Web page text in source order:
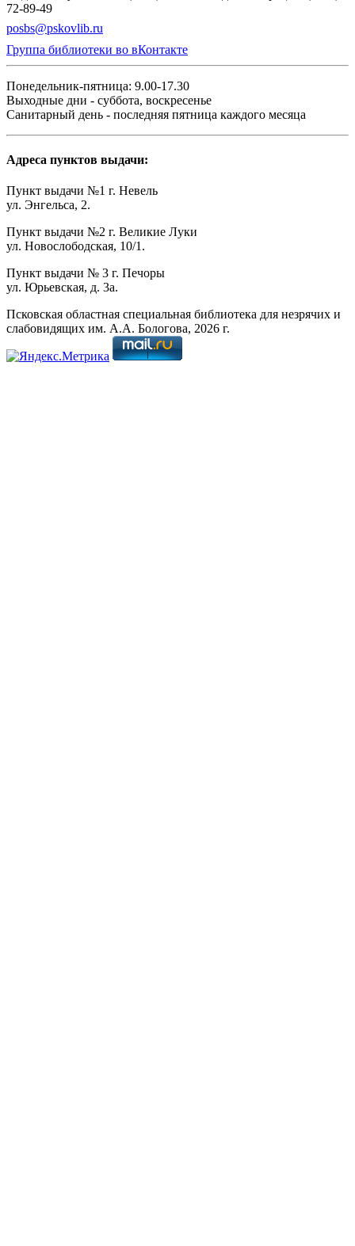
72-89-49
posbs@pskovlib.ru
Группа библиотеки во вКонтакте
Понедельник-пятница: 9.00-17.30
Выходные дни - суббота, воскресенье
Санитарный день - последняя пятница каждого месяца
Адреса пунктов выдачи:
Пункт выдачи №1 г. Невель
ул. Энгельса, 2.
Пункт выдачи №2 г. Великие Луки
ул. Новослободская, 10/1.
Пункт выдачи № 3 г. Печоры
ул. Юрьевская, д. 3а.
Псковская областная специальная библиотека для незрячих и
слабовидящих им. А.А. Бологова, 2026 г.